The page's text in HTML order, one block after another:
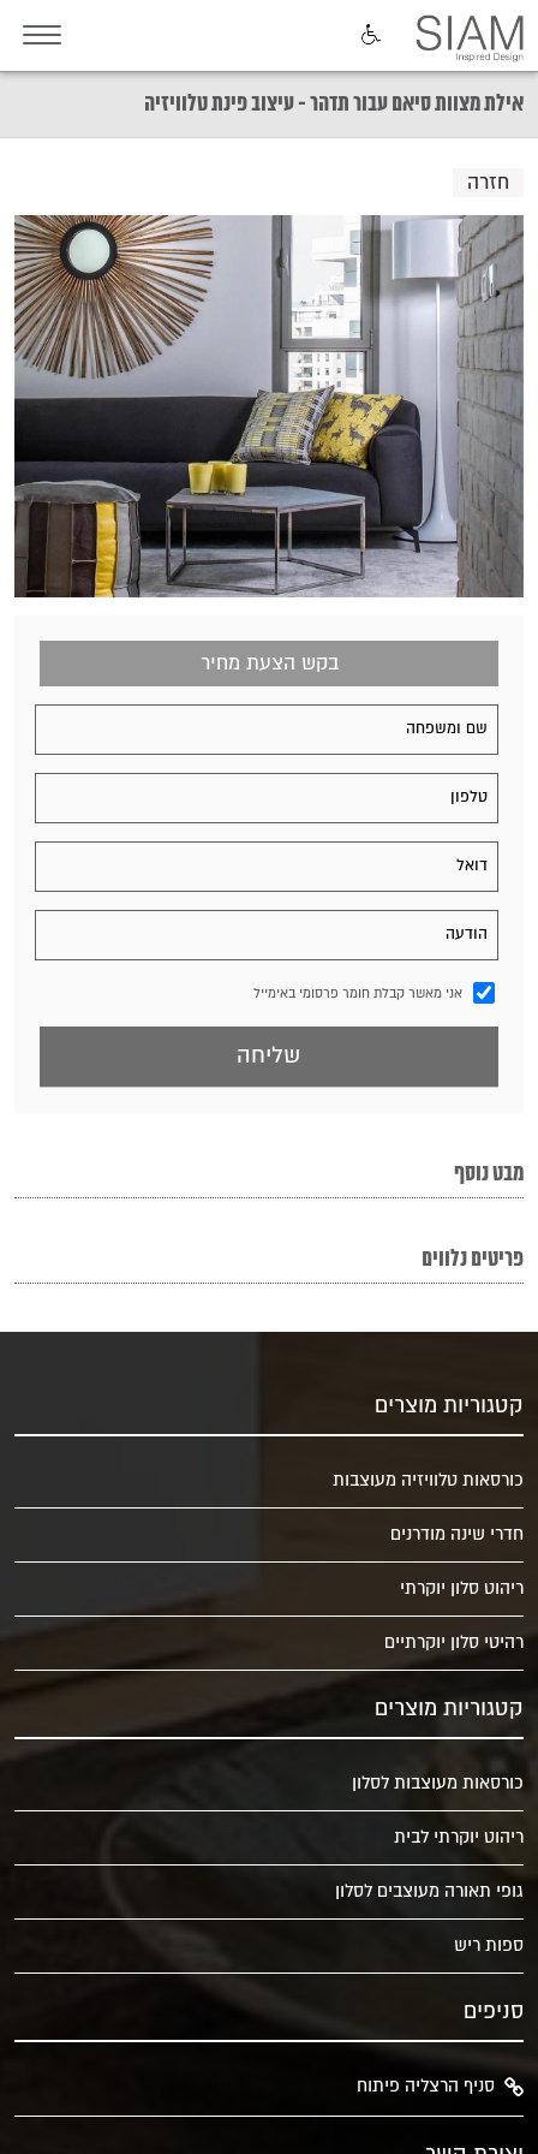
אילת מצוות סיאם עבור תדהר - עיצוב פינת טלוויזיה
חזרה
בקש הצעת מחיר
אני מאשר קבלת חומר פרסומי באימייל
מבט נוסף
פריטים נלווים
קטגוריות מוצרים
כורסאות טלוויזיה מעוצבות
חדרי שינה מודרנים
ריהוט סלון יוקרתי
רהיטי סלון יוקרתיים
קטגוריות מוצרים
כורסאות מעוצבות לסלון
ריהוט יוקרתי לבית
גופי תאורה מעוצבים לסלון
ספות ריש
סניפים
סניף הרצליה פיתוח